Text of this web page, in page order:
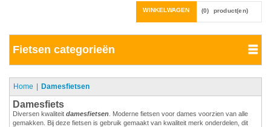
WINKELWAGEN (0) product(en)
Fietsen categorieën
Home Damesfietsen
Damesfiets
Diversen kwaliteit damesfietsen . Moderne fietsen voor dames voorzien van alle
gemakken. Bij deze fietsen is gebruik gemaakt van kwaliteit merk onderdelen, dit